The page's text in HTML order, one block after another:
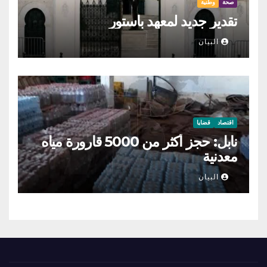
صحة وطنية
تقدير جديد لمعهد باستور
البيان
اقتصاد قضايا
نابل: حجز أكثر من 5000 قارورة مياه
معدنية
البيان